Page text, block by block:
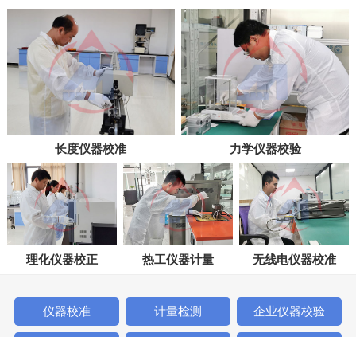
长度仪器校准 力学仪器校验
理化仪器校正 热工仪器计量 无线电仪器校准
仪器校准 计量检测 企业仪器校验